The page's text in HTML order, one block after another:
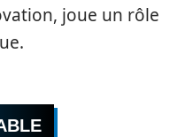
joue un rôle